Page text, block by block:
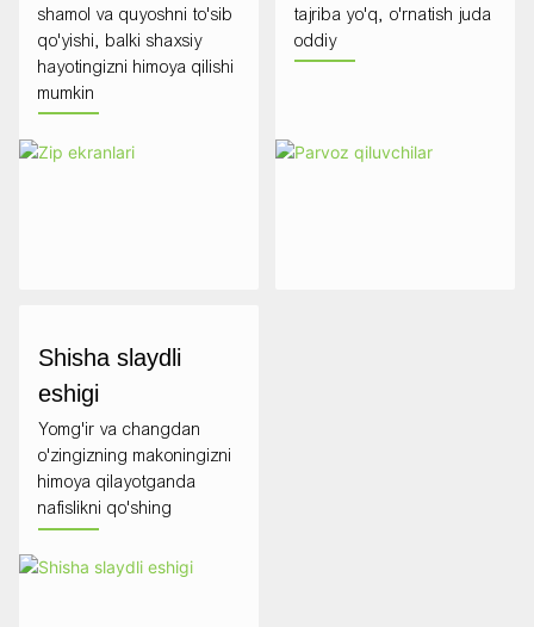
shamol va quyoshni to'sib
qo'yishi, balki shaxsiy
hayotingizni himoya qilishi
mumkin
tajriba yo'q, o'rnatish juda
oddiy
Shisha slaydli
eshigi
Yomg'ir va changdan
o'zingizning makoningizni
himoya qilayotganda
nafislikni qo'shing